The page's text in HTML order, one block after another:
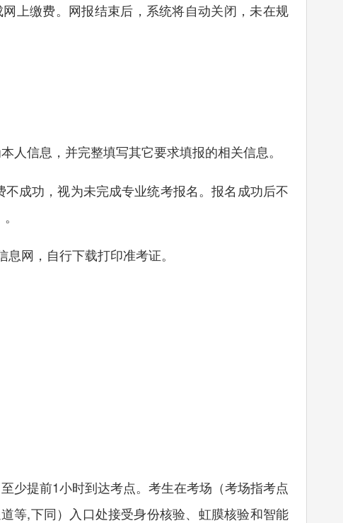
上缴费。网报结束后，系统将自动关闭，未在规
信息，并完整填写其它要求填报的相关信息。
成功，视为未完成专业统考报名。报名成功后不
网，自行下载打印准考证。
少提前1小时到达考点。考生在考场（考场指考点
等,下同）入口处接受身份核验、虹膜核验和智能